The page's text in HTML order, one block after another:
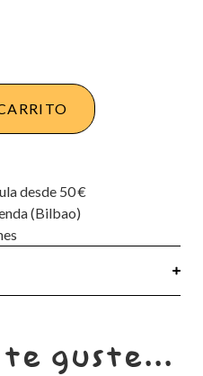
desde 50 €
(Bilbao)
te guste...